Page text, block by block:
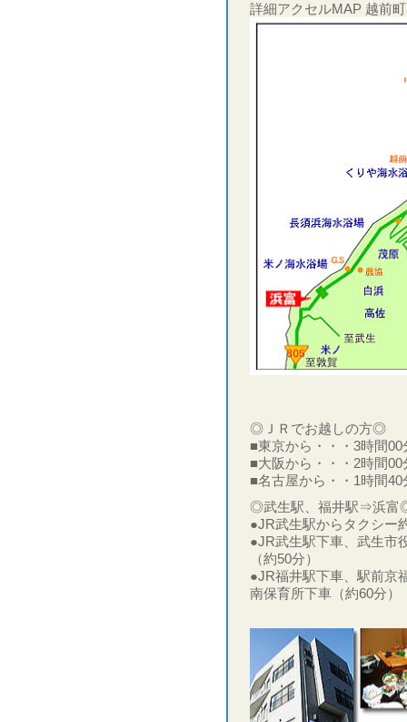
詳細アクセルMAP 越前町
◎ＪＲでお越しの方◎
■東京から・・・3時間
■大阪から・・・2時間
■名古屋から・・1時間
◎武生駅、福井駅⇒浜
●JR武生駅からタクシー
●JR武生駅下車、武生市
（約50分）
●JR福井駅下車、駅前京
南保育所下車（約60分）